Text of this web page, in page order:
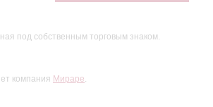
под собственным торговым знаком.
компания Мираре.